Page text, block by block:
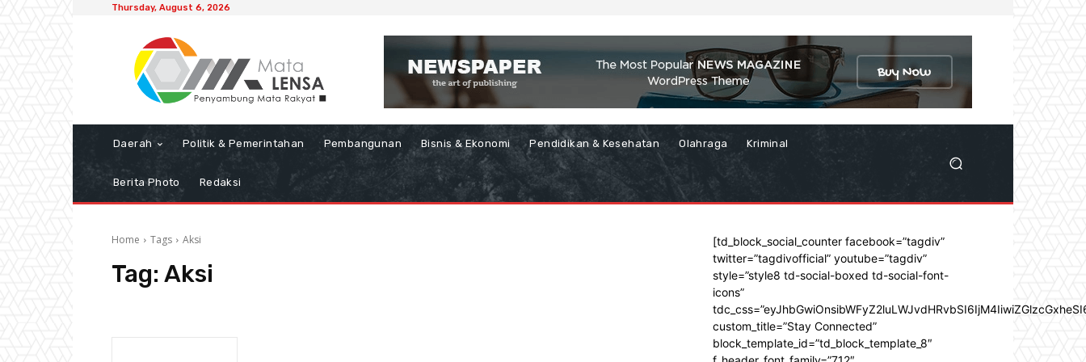
Thursday, August 6, 2026
Daerah Politik & Pemerintahan Pembangunan Bisnis & Ekonomi Pendidikan & Kesehatan Olahraga Kriminal
Berita Photo Redaksi
Home Tags Aksi
Tag: Aksi
[td_block_social_counter facebook=”tagdiv”
twitter=”tagdivofficial” youtube=”tagdiv”
style=”style8 td-social-boxed td-social-font-
icons”
custom_title=”Stay Connected”
block_template_id=”td_block_template_8″